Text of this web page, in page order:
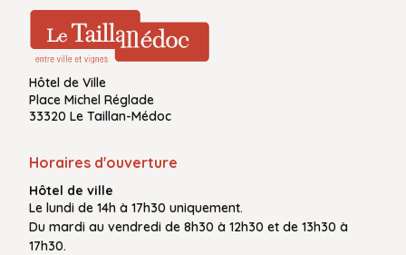
Hôtel de Ville
Place Michel Réglade
33320 Le Taillan-Médoc
Horaires d'ouverture
Hôtel de ville
Le lundi de 14h à 17h30 uniquement.
Du mardi au vendredi de 8h30 à 12h30 et de 13h30 à
17h30.